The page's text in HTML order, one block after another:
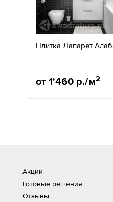
Плитка Лапарет
от 1'460 р./м2
Акции
Готовые решения
Отзывы